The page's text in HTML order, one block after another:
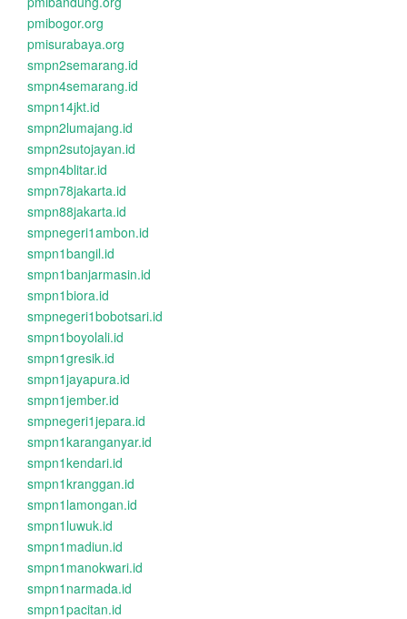
pmibogor.org
pmisurabaya.org
smpn2semarang.id
smpn4semarang.id
smpn14jkt.id
smpn2lumajang.id
smpn2sutojayan.id
smpn4blitar.id
smpn78jakarta.id
smpn88jakarta.id
smpnegeri1ambon.id
smpn1bangil.id
smpn1banjarmasin.id
smpn1biora.id
smpnegeri1bobotsari.id
smpn1boyolali.id
smpn1gresik.id
smpn1jayapura.id
smpn1jember.id
smpnegeri1jepara.id
smpn1karanganyar.id
smpn1kendari.id
smpn1kranggan.id
smpn1lamongan.id
smpn1luwuk.id
smpn1madiun.id
smpn1manokwari.id
smpn1narmada.id
smpn1pacitan.id